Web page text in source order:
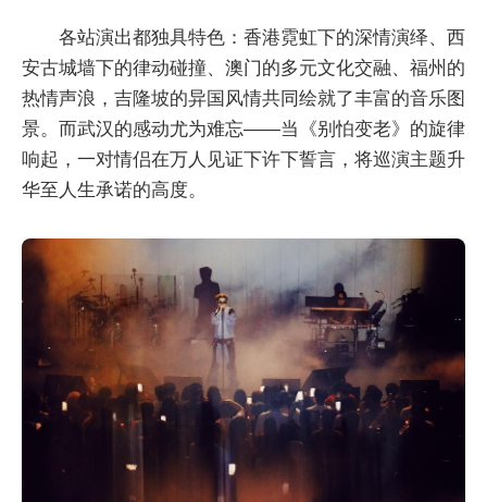
各站演出都独具特色：香港霓虹下的深情演绎、西
安古城墙下的律动碰撞、澳门的多元文化交融、福州的
热情声浪，吉隆坡的异国风情共同绘就了丰富的音乐图
景。而武汉的感动尤为难忘——当《别怕变老》的旋律
响起，一对情侣在万人见证下许下誓言，将巡演主题升
华至人生承诺的高度。